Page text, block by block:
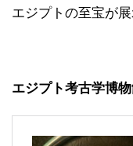
エジプトの至宝が展
エジプト考古学博